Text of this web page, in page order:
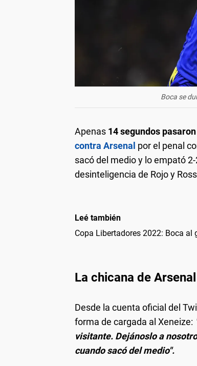
Boca se
Apenas 14 segundos pasaron
contra Arsenal por el penal
sacó del medio y lo empató
desinteligencia de Rojo y
Leé también
Copa Libertadores 2022: Boca al
La chicana de
Desde la cuenta oficial del
forma de cargada al Xeneize:
visitante. Dejánoslo a
cuando sacó del medio".